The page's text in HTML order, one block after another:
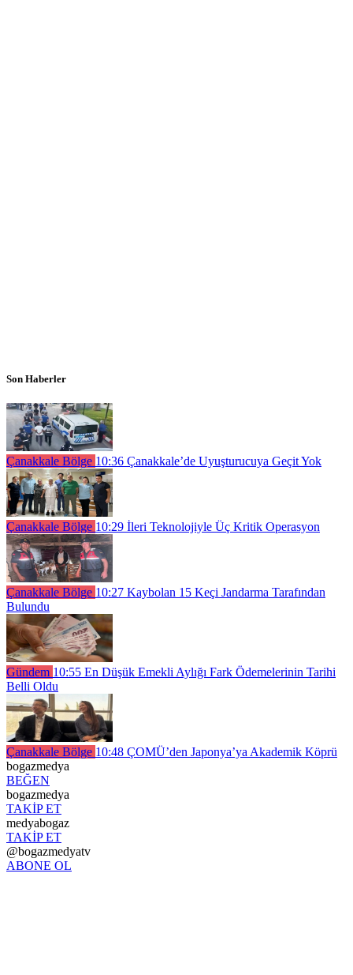
Son Haberler
Çanakkale Bölge 10:36 Çanakkale’de Uyuşturucuya Geçit Yok
Çanakkale Bölge 10:29 İleri Teknolojiyle Üç Kritik Operasyon
Çanakkale Bölge 10:27 Kaybolan 15 Keçi Jandarma Tarafından
Bulundu
Gündem 10:55 En Düşük Emekli Aylığı Fark Ödemelerinin Tarihi
Belli Oldu
Çanakkale Bölge 10:48 ÇOMÜ’den Japonya’ya Akademik Köprü
bogazmedya
BEĞEN
bogazmedya
TAKİP ET
medyabogaz
TAKİP ET
@bogazmedyatv
ABONE OL